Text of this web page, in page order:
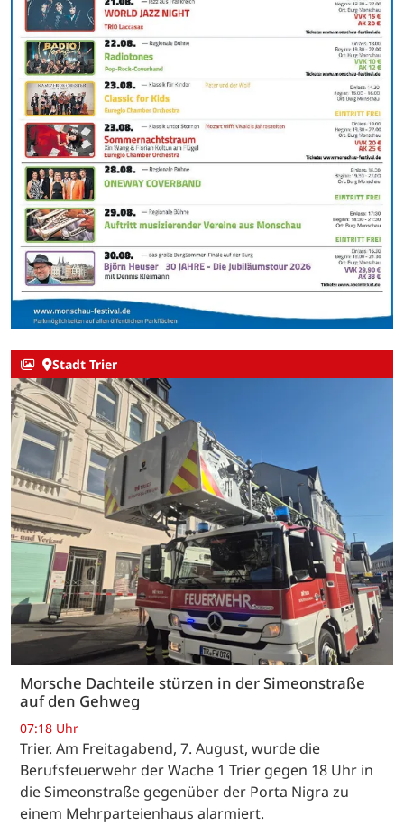
Stadt Trier
Morsche Dachteile stürzen in der Simeonstraße
auf den Gehweg
07:18 Uhr
Trier. Am Freitagabend, 7. August, wurde die
Berufsfeuerwehr der Wache 1 Trier gegen 18 Uhr in
die Simeonstraße gegenüber der Porta Nigra zu
einem Mehrparteienhaus alarmiert.